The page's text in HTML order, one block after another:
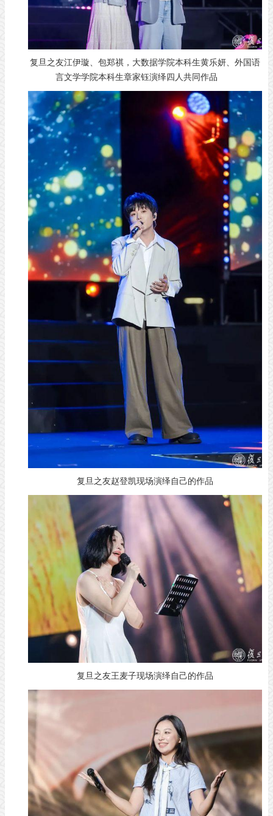
复旦之友江伊璇、包郑祺，大数据学院本科生黄乐妍、外国语
言文学学院本科生章家钰演绎四人共同作品
复旦之友赵登凯现场演绎自己的作品
复旦之友王麦子现场演绎自己的作品